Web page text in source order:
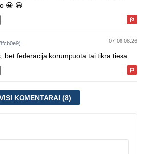
😀 😀
07-08 08:26
bet federacija korumpuota tai tikra tiesa
VISI KOMENTARAI (8)